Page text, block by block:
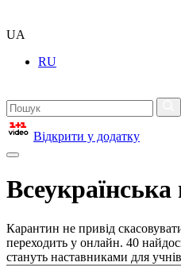
UA
RU
Відкрити у додатку
Карантин не привід
переходить у онлайн. 40
стануть наставниками для учнів